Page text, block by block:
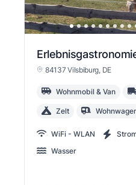
84137 Vilsbiburg, DE
Wohnmobil & Van
Zelt
WiFi - WLAN
Wasser